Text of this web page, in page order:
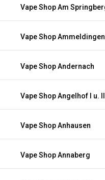
Vape Shop Am
Vape Shop Ammeldingen
Vape Shop Andernach
Vape Shop Angelhof I u. II
Vape Shop Anhausen
Vape Shop Annaberg